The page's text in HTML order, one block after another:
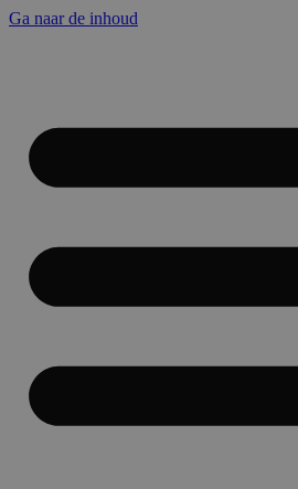
Ga naar de inhoud